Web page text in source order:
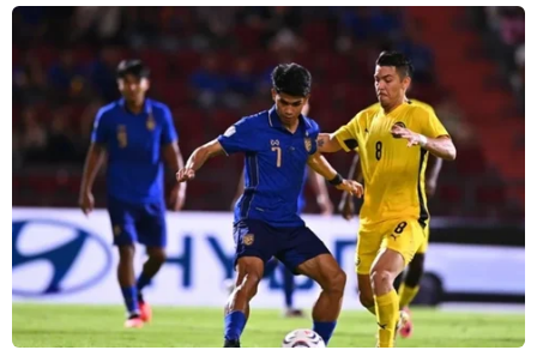
'Ông chủ' của ChatGPT giải thích về cách
AI sẽ thay đổi ngành giáo dục
12/06/2023 13:22
Theo CEO của OpenAI, có thể các bài tập về nhà sẽ